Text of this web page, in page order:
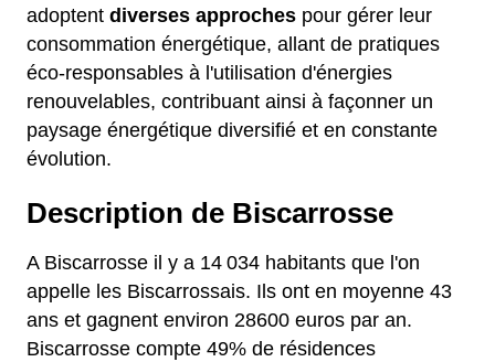
adoptent diverses approches pour gérer leur
consommation énergétique, allant de pratiques
éco-responsables à l'utilisation d'énergies
renouvelables, contribuant ainsi à façonner un
paysage énergétique diversifié et en constante
évolution.
Description de Biscarrosse
A Biscarrosse il y a 14 034 habitants que l'on
appelle les Biscarrossais. Ils ont en moyenne 43
ans et gagnent environ 28600 euros par an.
Biscarrosse compte 49% de résidences